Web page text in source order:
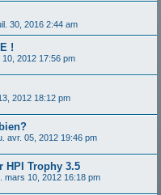
30, 2016 2:44 am
!
10, 2012 17:56 pm
2012 18:12 pm
avr. 05, 2012 19:46 pm
HPI Trophy 3.5
mars 10, 2012 16:18 pm